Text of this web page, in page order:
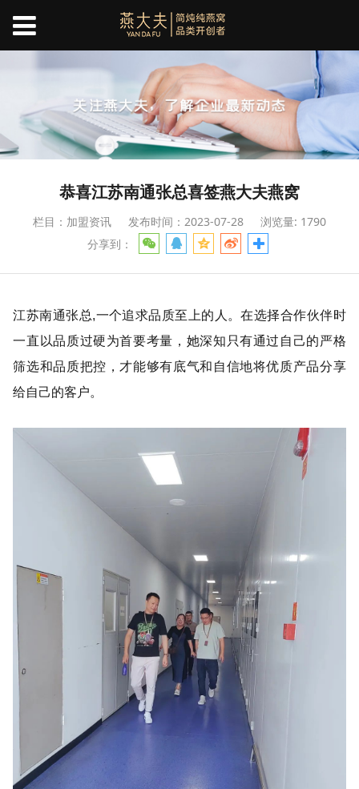
恭喜江苏南通张总喜签燕大夫燕窝
栏目：加盟资讯 发布时间：2023-07-28
浏览量: 1790
分享到：
江苏南通张总,一个追求品质至上的人。在选择合作伙伴时
一直以品质过硬为首要考量，她深知只有通过自己的严格
筛选和品质把控，才能够有底气和自信地将优质产品分享
给自己的客户。